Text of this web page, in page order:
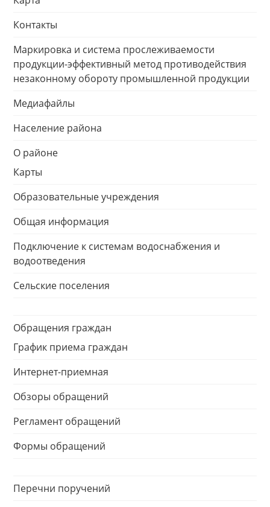
Контакты
Маркировка и система прослеживаемости
продукции-эффективный метод противодействия
незаконному обороту промышленной продукции
Медиафайлы
Население района
О районе
Карты
Образовательные учреждения
Общая информация
Подключение к системам водоснабжения и
водоотведения
Сельские поселения
Обращения граждан
График приема граждан
Интернет-приемная
Обзоры обращений
Регламент обращений
Формы обращений
Перечни поручений